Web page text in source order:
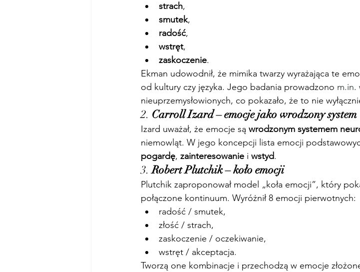
strach,
smutek,
radość,
wstręt,
zaskoczenie.
Ekman udowodnił, że mimika twarzy wyrażająca te
od kultury czy języka. Jego badania prowadzono m.in.
nieuprzemysłowionych, co pokazało, że to nie
2. Carroll Izard – emocje jako wrodzony system
Izard uważał, że emocje są wrodzonym systemem
niemowląt. W jego koncepcji lista emocji
pogardę, zainteresowanie i wstyd.
3. Robert Plutchik – koło emocji
Plutchik zaproponował model „koła emocji”, który
połączone kontinuum. Wyróżnił 8 emocji pierwotnych:
radość / smutek,
złość / strach,
zaskoczenie / oczekiwanie,
wstręt / akceptacja.
Tworzą one kombinacje i przechodzą w emocje